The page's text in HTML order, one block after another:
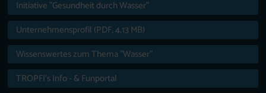
Initiative "Gesundheit durch Wasser"
Unternehmensprofil (PDF, 4,13 MB)
Wissenswertes zum Thema "Wasser"
TROPFI’s Info - & Funportal